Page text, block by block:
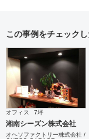
この事例をチェック
オフィス 7坪
湘南シーズン株式会社
オヘソファクトリー株式会社 /